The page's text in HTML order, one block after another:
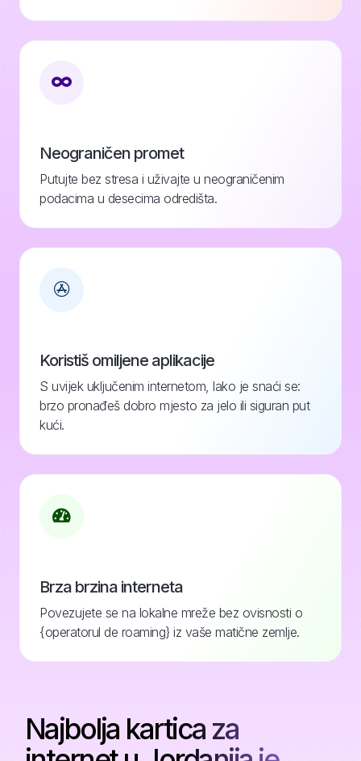
Neograničen promet
Putujte bez stresa i uživajte u neograničenim
podacima u desecima odredišta.
Koristiš omiljene aplikacije
S uvijek uključenim internetom, lako je snaći se:
brzo pronađeš dobro mjesto za jelo ili siguran put
kući.
Brza brzina interneta
Povezujete se na lokalne mreže bez ovisnosti o
{operatorul de roaming} iz vaše matične zemlje.
Najbolja kartica za